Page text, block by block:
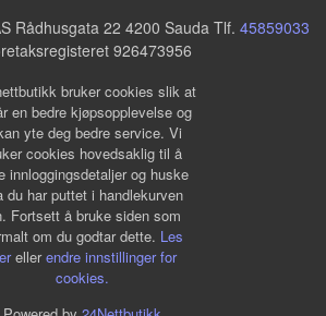
Rådhusgata 22 4200 Sauda Tlf. 45859033
926473956
bruker cookies slik at
en bedre kjøpsopplevelse og
yte deg bedre service. Vi
cookies hovedsaklig til å
innloggingsdetaljer og huske
du har puttet i handlekurven
Fortsett å bruke siden som
om du godtar dette. Les
ellerendre innstillinger for
cookies.